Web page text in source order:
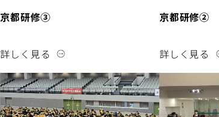
京都研修③
詳しく見る
京都研修②
詳しく見る